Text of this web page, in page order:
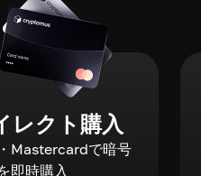
レクト購入
Mastercardで暗号
即時購入